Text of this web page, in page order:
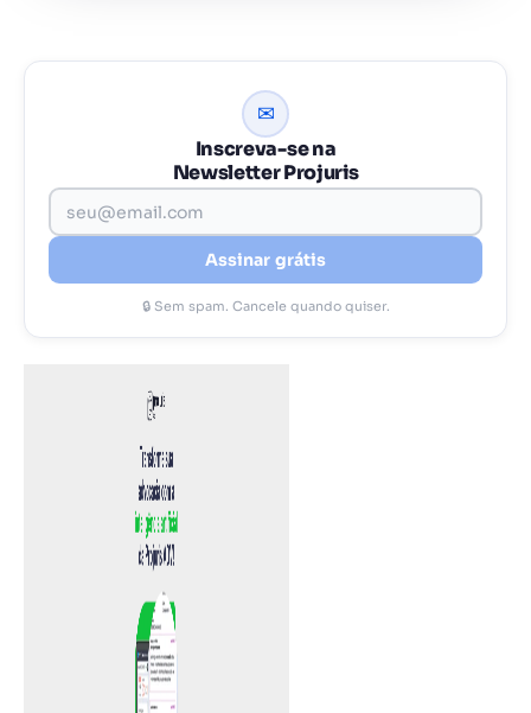
✉
Inscreva-se na
Newsletter Projuris
Assinar grátis
🔒 Sem spam. Cancele quando quiser.